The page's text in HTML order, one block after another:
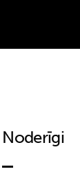
Noderīgi